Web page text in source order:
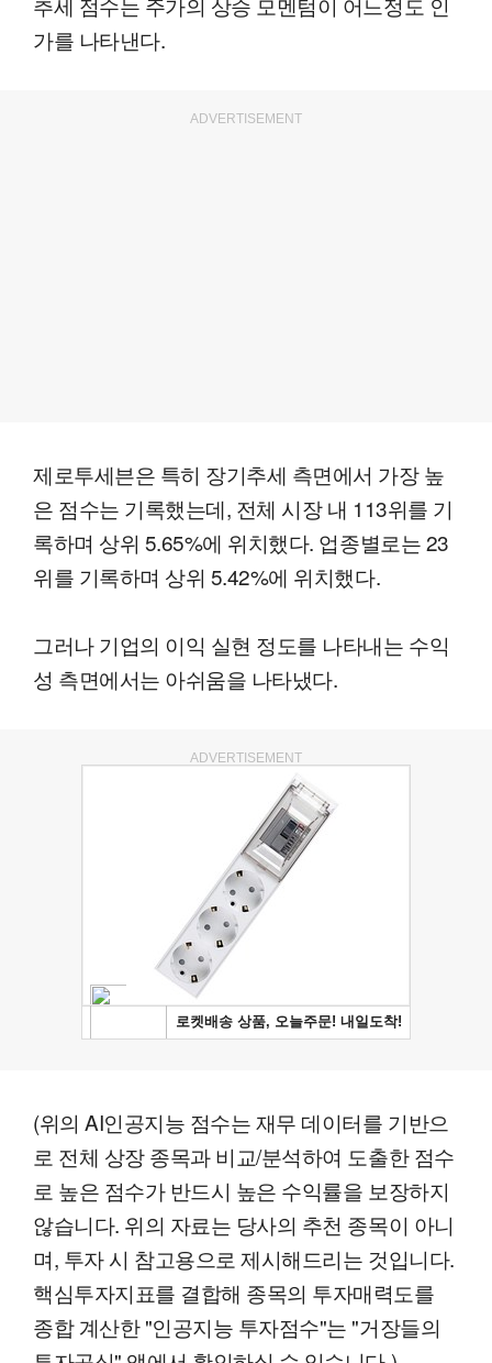
가를 나타낸다.
ADVERTISEMENT
제로투세븐은 특히 장기추세 측면에서 가장 높
은 점수는 기록했는데, 전체 시장 내 113위를 기
록하며 상위 5.65%에 위치했다. 업종별로는 23
위를 기록하며 상위 5.42%에 위치했다.
그러나 기업의 이익 실현 정도를 나타내는 수익
성 측면에서는 아쉬움을 나타냈다.
ADVERTISEMENT
(위의 AI인공지능 점수는 재무 데이터를 기반으
로 전체 상장 종목과 비교/분석하여 도출한 점수
로 높은 점수가 반드시 높은 수익률을 보장하지
않습니다. 위의 자료는 당사의 추천 종목이 아니
며, 투자 시 참고용으로 제시해드리는 것입니다.
핵심투자지표를 결합해 종목의 투자매력도를
종합 계산한 "인공지능 투자점수"는 "거장들의